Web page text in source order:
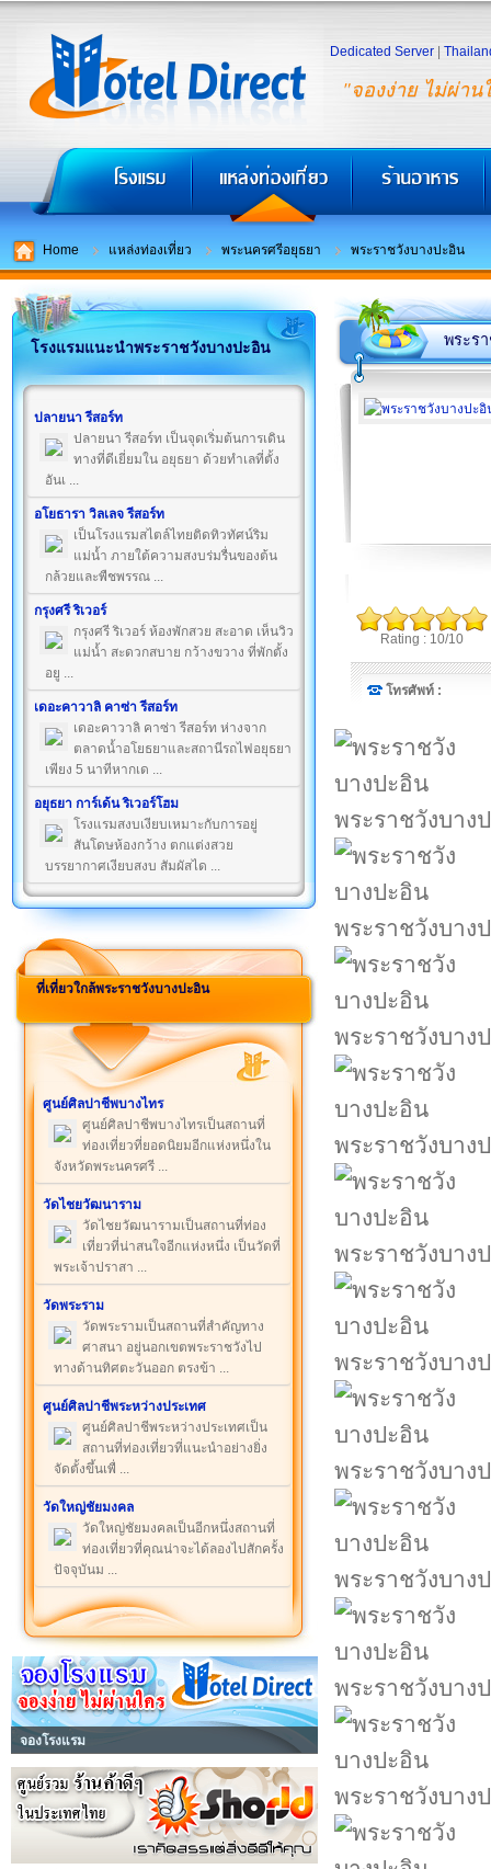
"จองง่าย ไม่ผ่าน
Dedicated Server
Home แหล่งท่องเที่ยว พระนครศรีอยุธยา พระราชวังบางปะอิน
โรงแรมแนะนำพระราชวังบางปะอิน
ปลายนา รีสอร์ท
ปลายนา รีสอร์ท เป็นจุดเริ่มต้นการเดิน
ทางที่ดีเยี่ยมใน อยุธยา ด้วยทำเลที่ตั้ง
อันเ ...
อโยธารา วิลเลจ รีสอร์ท
เป็นโรงแรมสไตล์ไทยติดทิวทัศน์ริม
แม่น้ำ ภายใต้ความสงบร่มรื่นของต้น
กล้วยและพืชพรรณ ...
กรุงศรี ริเวอร์
กรุงศรี ริเวอร์ ห้องพักสวย สะอาด เห็นวิว
แม่น้ำ สะดวกสบาย กว้างขวาง ที่พักตั้ง
อยู ...
เดอะคาวาลิ คาซ่า รีสอร์ท
เดอะคาวาลิ คาซ่า รีสอร์ท ห่างจาก
ตลาดน้ำอโยธยาและสถานีรถไฟอยุธยา
เพียง 5 นาทีหากเด ...
อยุธยา การ์เด้น ริเวอร์โฮม
โรงแรมสงบเงียบเหมาะกับการอยู่
สันโดษห้องกว้าง ตกแต่งสวย
บรรยากาศเงียบสงบ สัมผัสได ...
ที่เที่ยวใกล้พระราชวังบางปะอิน
ศูนย์ศิลปาชีพบางไทร
ศูนย์ศิลปาชีพบางไทรเป็นสถานที่
ท่องเที่ยวที่ยอดนิยมอีกแห่งหนึ่งใน
จังหวัดพระนครศรี ...
วัดไชยวัฒนาราม
วัดไชยวัฒนารามเป็นสถานที่ท่อง
เที่ยวที่น่าสนใจอีกแห่งหนึ่ง เป็นวัดที่
พระเจ้าปราสา ...
วัดพระราม
วัดพระรามเป็นสถานที่สำคัญทาง
ศาสนา อยู่นอกเขตพระราชวังไป
ทางด้านทิศตะวันออก ตรงข้า ...
ศูนย์ศิลปาชีพระหว่างประเทศ
ศูนย์ศิลปาชีพระหว่างประเทศเป็น
สถานที่ท่องเที่ยวที่แนะนำอย่างยิ่ง
จัดตั้งขึ้นเพื่ ...
วัดใหญ่ชัยมงคล
วัดใหญ่ชัยมงคลเป็นอีกหนึ่งสถานที่
ท่องเที่ยวที่คุณน่าจะได้ลองไปสักครั้ง
ปัจจุบันม ...
จองโรงแรม
พระร
Rating : 10/10
โทรศัพท์ :
พระราชวังบาง
พระราชวังบาง
พระราชวังบาง
พระราชวังบาง
พระราชวังบาง
พระราชวังบาง
พระราชวังบาง
พระราชวังบาง
พระราชวังบาง
พระราชวังบาง